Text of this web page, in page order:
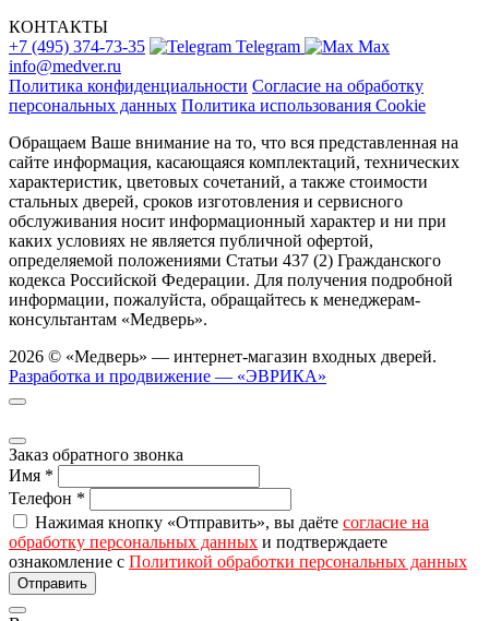
КОНТАКТЫ
+7 (495) 374-73-35
Telegram
Max
info@medver.ru
Политика конфиденциальности Согласие на обработку
персональных данных Политика использования Cookie
Обращаем Ваше внимание на то, что вся представленная на
сайте информация, касающаяся комплектаций, технических
характеристик, цветовых сочетаний, а также стоимости
стальных дверей, сроков изготовления и сервисного
обслуживания носит информационный характер и ни при
каких условиях не является публичной офертой,
определяемой положениями Статьи 437 (2) Гражданского
кодекса Российской Федерации. Для получения подробной
информации, пожалуйста, обращайтесь к менеджерам-
консультантам «Медверь».
2026 © «Медверь» — интернет-магазин входных дверей.
Разработка и продвижение — «ЭВРИКА»
Заказ обратного звонка
Имя *
Телефон *
Нажимая кнопку «Отправить», вы даёте согласие на
обработку персональных данных и подтверждаете
ознакомление с Политикой обработки персональных данных